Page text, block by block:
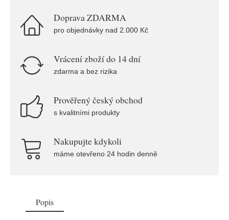
Doprava ZDARMA
pro objednávky nad 2.000 Kč
Vrácení zboží do 14 dní
zdarma a bez rizika
Prověřený český obchod
s kvalitními produkty
Nakupujte kdykoli
máme otevřeno 24 hodin denně
Popis